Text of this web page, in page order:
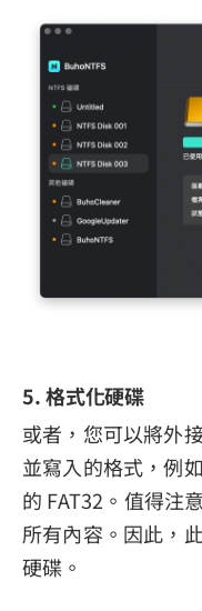
5. 格式化硬碟
或者，您可以將外
並寫入的格式，例
的 FAT32。值得注
所有內容。因此，
硬碟。